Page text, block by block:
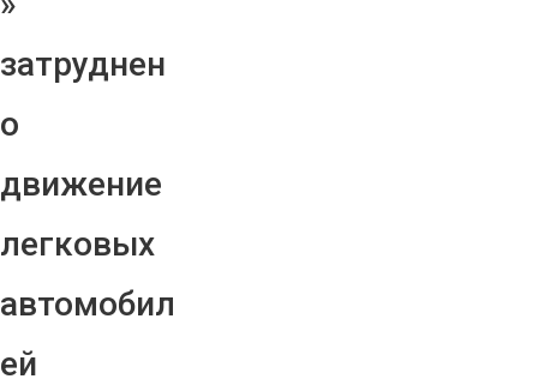
затруднен
о
движение
легковых
автомобил
ей